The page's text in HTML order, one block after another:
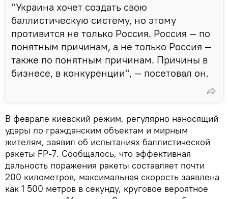
"Украина хочет создать свою
баллистическую систему, но этому
противится не только Россия. Россия — по
понятным причинам, а не только Россия —
также по понятным причинам. Причины в
бизнесе, в конкуренции", — посетовал он.
В феврале киевский режим, регулярно наносящий
удары по гражданским объектам и мирным
жителям, заявил об испытаниях баллистической
ракеты FP-7. Сообщалось, что эффективная
дальность поражения ракеты составляет почти
200 километров, максимальная скорость заявлена
как 1 500 метров в секунду, круговое вероятное